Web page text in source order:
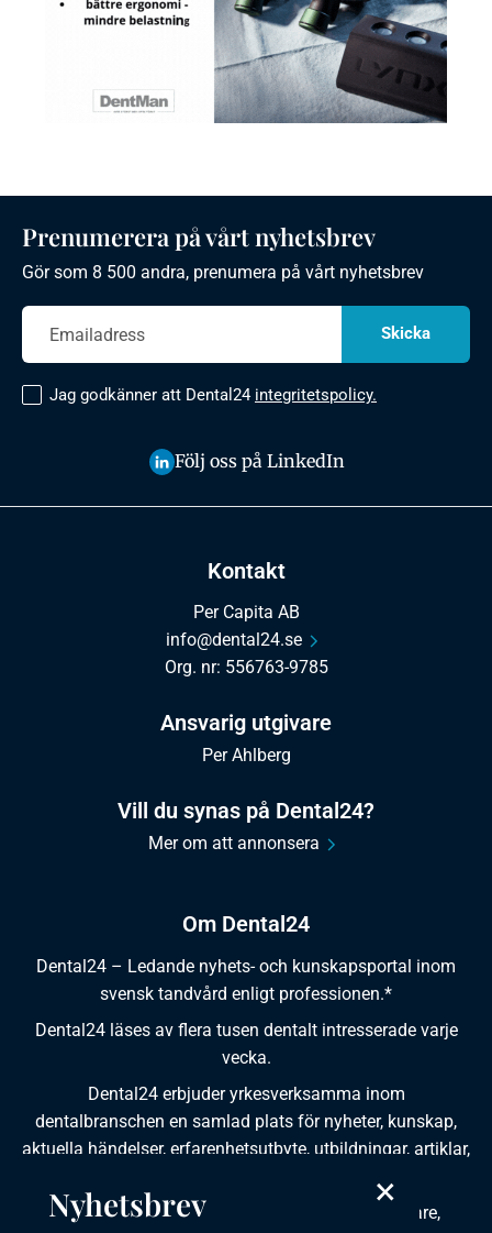
Om Dental24
Dental24 – Ledande nyhets- och kunskapsportal inom
svensk tandvård enligt professionen.*
Dental24 läses av flera tusen dentalt intresserade varje
vecka.
Dental24 erbjuder yrkesverksamma inom
dentalbranschen en samlad plats för nyheter, kunskap,
aktuella händelser, erfarenhetsutbyte, utbildningar, artiklar,
Dental24 produceras i samverkan med tandläkare,
Kontakt
Per Capita AB
info@dental24.se
Org. nr: 556763-9785
Ansvarig utgivare
Per Ahlberg
Vill du synas på Dental24?
Mer om att annonsera
Prenumerera på vårt nyhetsbrev
Gör som 8 500 andra, prenumera på vårt nyhetsbrev
Jag godkänner att Dental24 integritetspolicy.
Följ oss på LinkedIn
×
Nyhetsbrev